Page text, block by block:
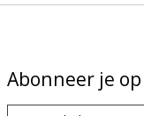
Abonneer je